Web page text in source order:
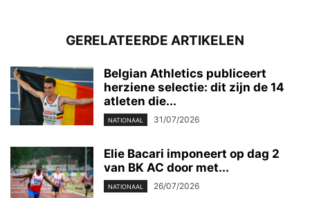
GERELATEERDE ARTIKELEN
Belgian Athletics publiceert
herziene selectie: dit zijn de 14
atleten die...
NATIONAAL 31/07/2026
Elie Bacari imponeert op dag 2
van BK AC door met...
NATIONAAL 26/07/2026